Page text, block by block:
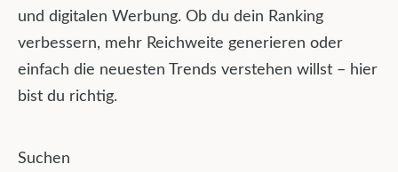
und digitalen Werbung. Ob du dein Ranking
verbessern, mehr Reichweite generieren oder
einfach die neuesten Trends verstehen willst – hier
bist du richtig.
Suchen